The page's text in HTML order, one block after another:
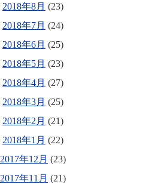
2018年8月 (23)
2018年7月 (24)
2018年6月 (25)
2018年5月 (23)
2018年4月 (27)
2018年3月 (25)
2018年2月 (21)
2018年1月 (22)
2017年12月 (23)
2017年11月 (21)